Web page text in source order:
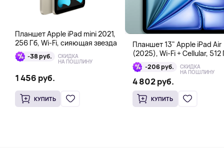
Планшет Apple iPad mini 2021,
256 Гб, Wi-Fi, сияющая звезда
-38 руб. СКИДКА
НА ПОШЛИНУ
1 456 руб.
КУПИТЬ
Планшет 13" Apple iPad Air
(2025), Wi-Fi + Cellular, 512
голубой-206 руб. СКИДКА
НА ПОШЛИНУ
4 802 руб.
КУПИТЬ